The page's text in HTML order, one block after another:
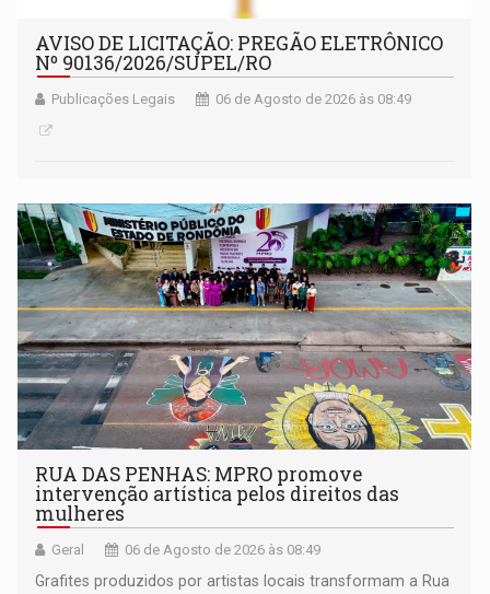
AVISO DE LICITAÇÃO: PREGÃO ELETRÔNICO
Nº 90136/2026/SUPEL/RO
Publicações Legais 06 de Agosto de 2026 às 08:49
RUA DAS PENHAS: MPRO promove
intervenção artística pelos direitos das
mulheres
Geral 06 de Agosto de 2026 às 08:49
Grafites produzidos por artistas locais transformam a Rua